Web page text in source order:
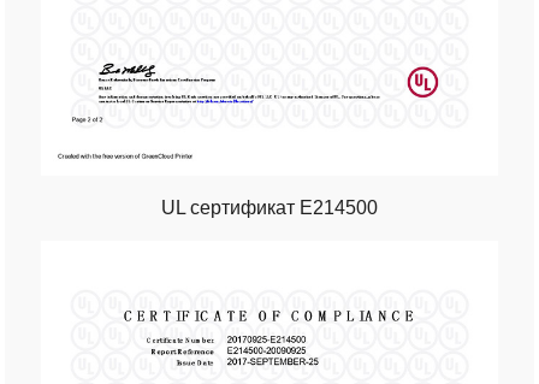
UL сертификат E214500